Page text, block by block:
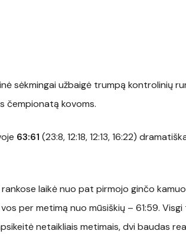
sėkmingai užbaigė trumpą kontrolinių
čempionatą kovoms.
63:61 (23:8, 12:18, 12:13, 16:22)
laikė nuo pat pirmojo ginčo
per metimą nuo mūsiškių – 61:59.
netaikliais metimais, dvi baudas